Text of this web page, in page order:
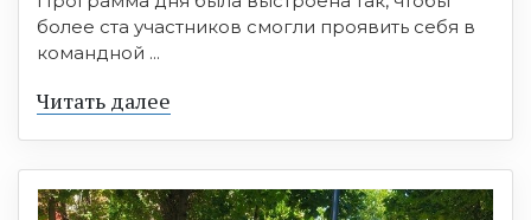
более ста участников смогли проявить себя в
командной ...
Читать далее